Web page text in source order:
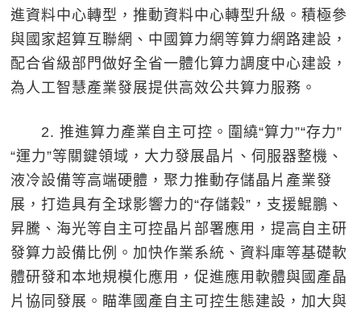
進資料中心轉型，推動資料中心轉型升級。積極參
與國家超算互聯網、中國算力網等算力網路建設，
配合省級部門做好全省一體化算力調度中心建設，
為人工智慧產業發展提供高效公共算力服務。
2. 推進算力產業自主可控。圍繞“算力”“存力”
“運力”等關鍵領域，大力發展晶片、伺服器整機、
液冷設備等高端硬體，聚力推動存儲晶片產業發
展，打造具有全球影響力的“存儲穀”，支援鯤鵬、
昇騰、海光等自主可控晶片部署應用，提高自主研
發算力設備比例。加快作業系統、資料庫等基礎軟
體研發和本地規模化應用，促進應用軟體與國產晶
片協同發展。瞄準國產自主可控生態建設，加大與